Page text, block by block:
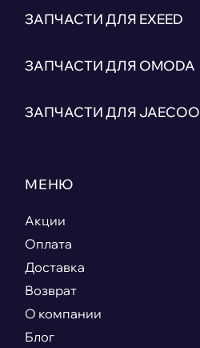
ЗАПЧАСТИ ДЛЯ EXEED
ЗАПЧАСТИ ДЛЯ OMODA
ЗАПЧАСТИ ДЛЯ JAECOO
МЕНЮ
Акции
Оплата
Доставка
Возврат
О компании
Блог